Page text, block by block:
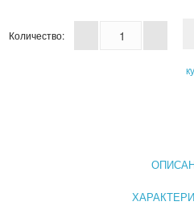
КОСМЕТИКА BIOAQUA
УХОД ЗА РУКАМИ И НОГАМИ
Количество: